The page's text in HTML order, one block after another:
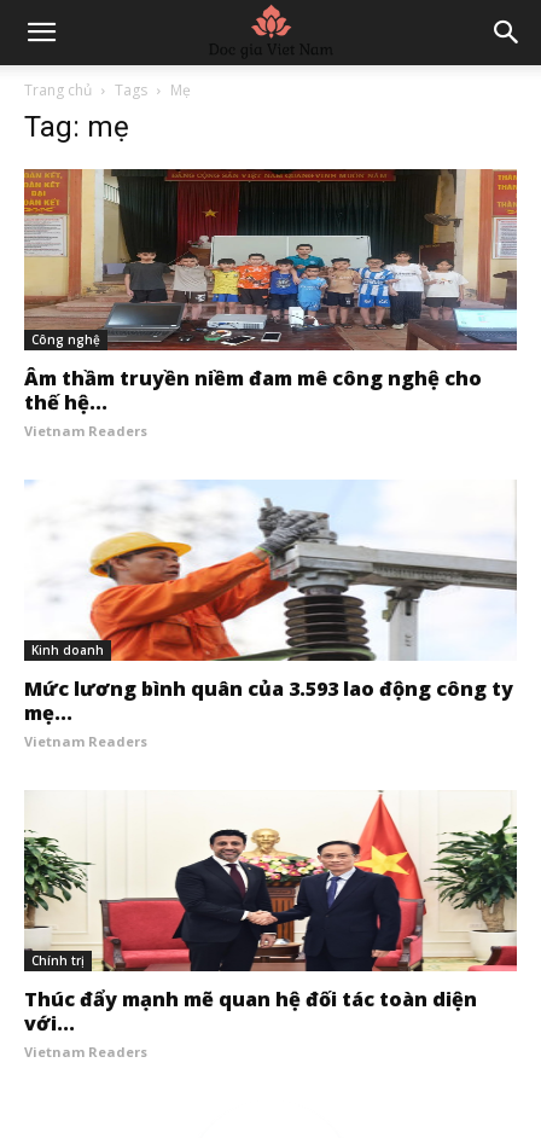
Trang chủ Tags Mẹ
Tag: mẹ
Công nghệ
Âm thầm truyền niềm đam mê công nghệ cho
thế hệ...
Vietnam Readers
Kinh doanh
Mức lương bình quân của 3.593 lao động công ty
mẹ...
Vietnam Readers
Chính trị
Thúc đẩy mạnh mẽ quan hệ đối tác toàn diện
với...
Vietnam Readers